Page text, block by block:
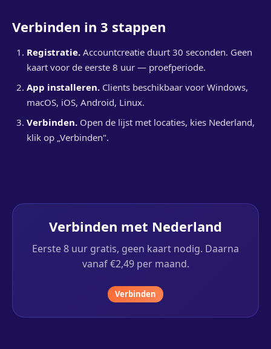
Verbinden in 3 stappen
Registratie. Accountcreatie duurt 30 seconden. Geen
kaart voor de eerste 8 uur — proefperiode.
App installeren. Clients beschikbaar voor Windows,
macOS, iOS, Android, Linux.
Verbinden. Open de lijst met locaties, kies Nederland,
klik op „Verbinden".
Verbinden met Nederland
Eerste 8 uur gratis, geen kaart nodig. Daarna
vanaf €2,49 per maand.
Verbinden